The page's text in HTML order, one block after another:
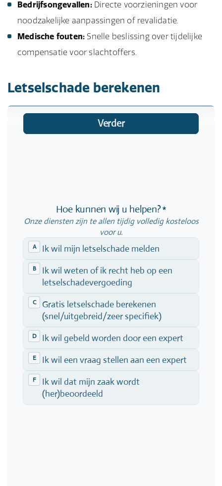
Bedrijfsongevallen:Directe voorzieningen voor
noodzakelijke aanpassingen of revalidatie.
Medische fouten: Snelle beslissing over tijdelijke
compensatie voor slachtoffers.
Letselschade berekenen